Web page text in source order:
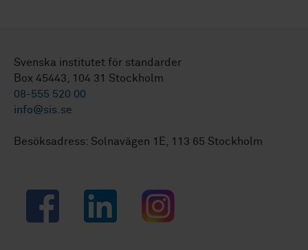
Svenska institutet för standarder
Box 45443, 104 31 Stockholm
08-555 520 00
info@sis.se
Besöksadress: Solnavägen 1E, 113 65 Stockholm
Facebook LinkedIn Instagram